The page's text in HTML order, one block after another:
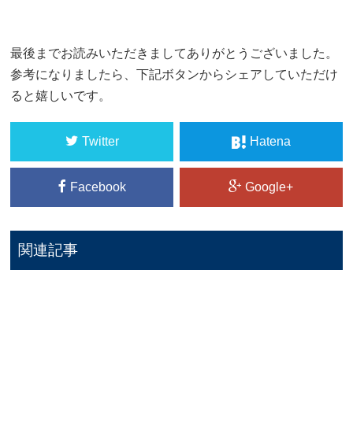
最後までお読みいただきましてありがとうございました。
参考になりましたら、下記ボタンからシェアしていただけ
ると嬉しいです。
Twitter Hatena
Facebook Google+
関連記事